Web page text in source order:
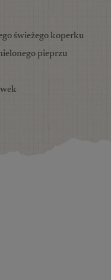
świeżego koperku
pieprzu